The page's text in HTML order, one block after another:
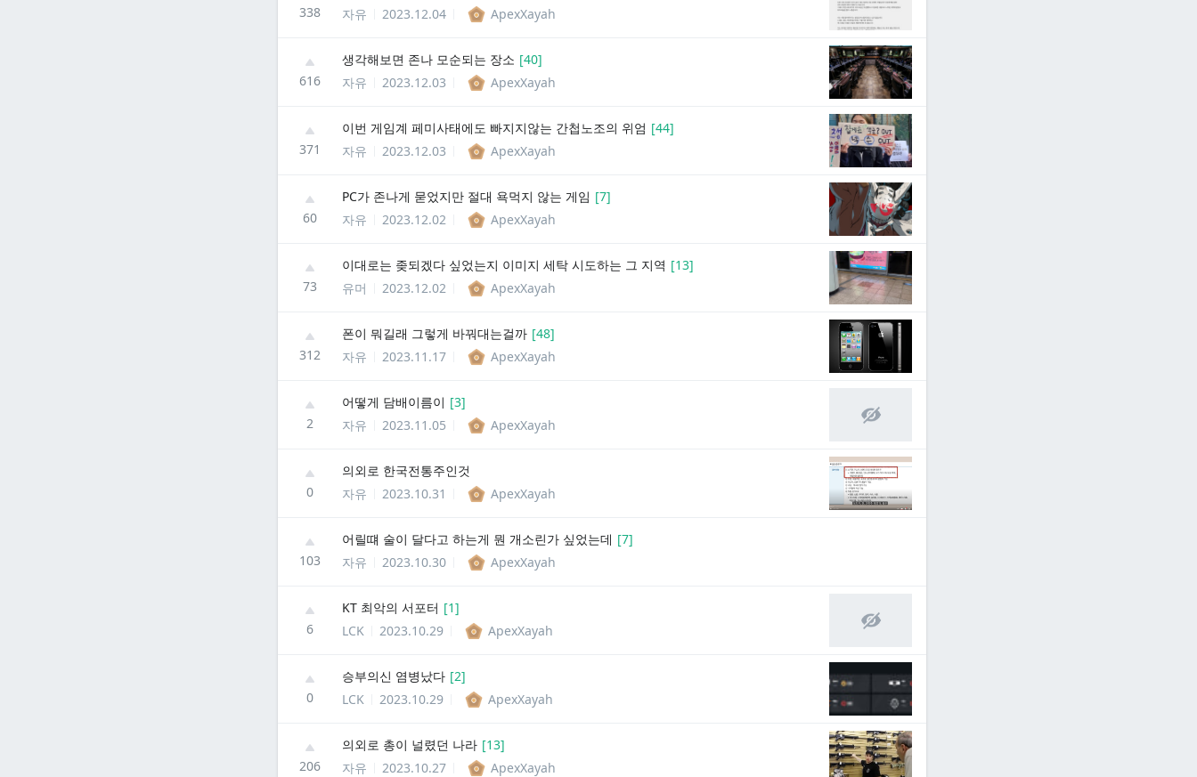
338
자유
2023.12.04 ApexXayah
616
생각해보면 존나 모순되는 장소 [40]
자유
2023.12.03 ApexXayah
371
이번 게임계 페미사태에도 빠지지않는 간첩노조의 위엄 [44]
자유
2023.12.03 ApexXayah
60
PC가 존나게 묻었지만 절대 욕먹지 않는 게임 [7]
자유
2023.12.02 ApexXayah
73
이대로는 좆되겠다 싶었는지 이미지 세탁 시도하는 그 지역 [13]
유머
2023.12.02 ApexXayah
312
폰이 뭐길래 그렇게 바꿔대는걸까 [48]
자유
2023.11.17 ApexXayah
2
어떻게 담배이름이 [3]
자유
2023.11.05 ApexXayah
0
의외로 한국전통주인것
자유
2023.10.31 ApexXayah
103
어릴떄 술이 달다고 하는게 뭔 개소린가 싶었는데 [7]
자유
2023.10.30 ApexXayah
6
KT 최악의 서포터 [1]
LCK
2023.10.29 ApexXayah
0
승부의신 염병났다 [2]
LCK
2023.10.29 ApexXayah
206
의외로 총이 널렸던 나라 [13]
자유
2023.10.27 ApexXayah